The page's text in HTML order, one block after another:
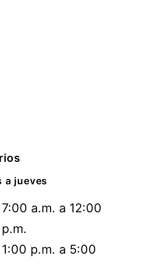
a jueves
7:00 a.m. a 12:00
p.m.
1:00 p.m. a 5:00